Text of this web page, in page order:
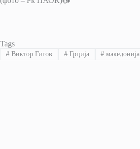
Tags
#Виктор Гигов #Грција # македонија